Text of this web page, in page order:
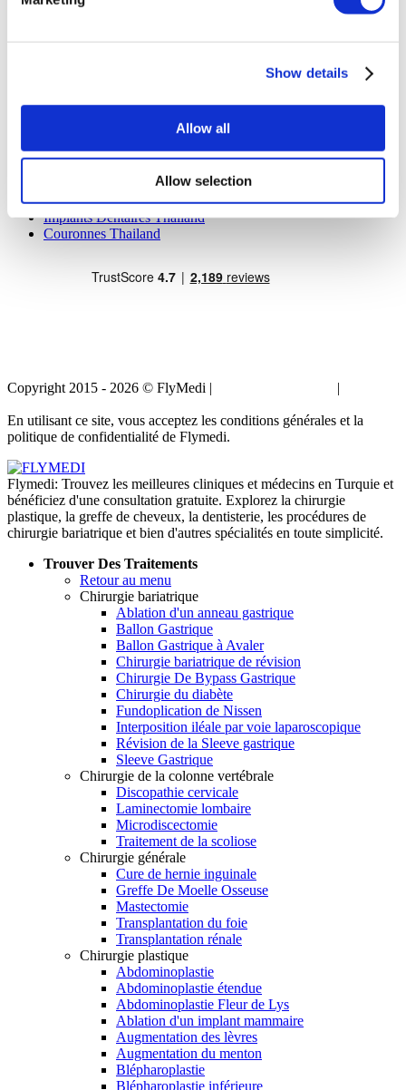
Show details
Allow all
Allow selection
Implants Dentaires Mexique
Liposuccion Mexique
Traitements Populaires en Thailand
Implants Mammaires Thailand
Implants Dentaires Thailand
Couronnes Thailand
Copyright 2015 - 2026 © FlyMedi | |
En utilisant ce site, vous acceptez les conditions générales et la
politique de confidentialité de Flymedi.
Flymedi: Trouvez les meilleures cliniques et médecins en Turquie et
bénéficiez d'une consultation gratuite. Explorez la chirurgie
plastique, la greffe de cheveux, la dentisterie, les procédures de
chirurgie bariatrique et bien d'autres spécialités en toute simplicité.
Trouver Des Traitements
Retour au menu
Chirurgie bariatrique
Ablation d'un anneau gastrique
Ballon Gastrique
Ballon Gastrique à Avaler
Chirurgie bariatrique de révision
Chirurgie De Bypass Gastrique
Chirurgie du diabète
Fundoplication de Nissen
Interposition iléale par voie laparoscopique
Révision de la Sleeve gastrique
Sleeve Gastrique
Chirurgie de la colonne vertébrale
Discopathie cervicale
Laminectomie lombaire
Microdiscectomie
Traitement de la scoliose
Chirurgie générale
Cure de hernie inguinale
Greffe De Moelle Osseuse
Mastectomie
Transplantation du foie
Transplantation rénale
Chirurgie plastique
Abdominoplastie
Abdominoplastie étendue
Abdominoplastie Fleur de Lys
Ablation d'un implant mammaire
Augmentation des lèvres
Augmentation du menton
Blépharoplastie
Blépharoplastie inférieure